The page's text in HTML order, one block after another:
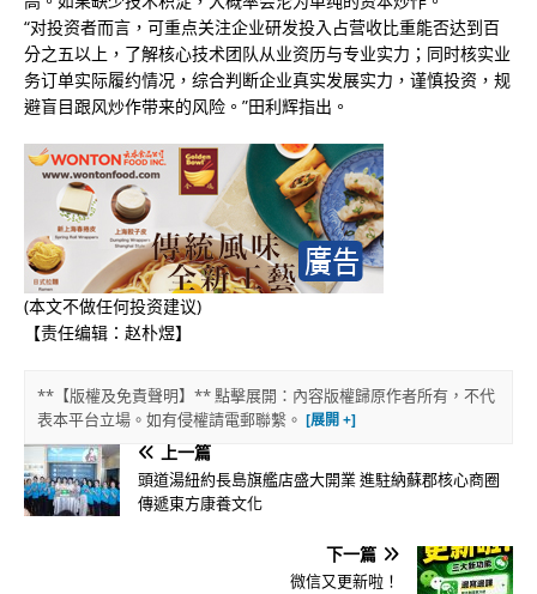
“对投资者而言，可重点关注企业研发投入占营收比重能否达到百
分之五以上，了解核心技术团队从业资历与专业实力；同时核实业
务订单实际履约情况，综合判断企业真实发展实力，谨慎投资，规
避盲目跟风炒作带来的风险。”田利辉指出。
(本文不做任何投资建议)
【责任编辑：赵朴煜】
**【版權及免責聲明】** 點擊展開：內容版權歸原作者所有，不代
表本平台立場。如有侵權請電郵聯繫。
上一篇
頭道湯紐約長島旗艦店盛大開業 進駐納蘇郡核心商圈
傳遞東方康養文化
下一篇
微信又更新啦！